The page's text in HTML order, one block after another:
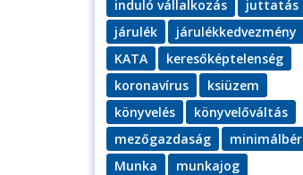
induló vállalkozás
juttatás
járulék
járulékkedvezmény
KATA
keresőképtelenség
koronavírus
ksiüzem
könyvelés
könyvelőváltás
mezőgazdaság
minimálbér
Munka
munkajog